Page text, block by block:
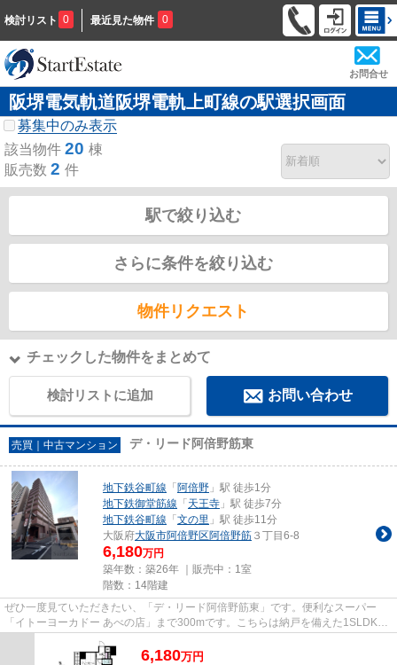
検討リスト 0 最近見た物件 0
お問合せ
阪堺電気軌道阪堺電軌上町線の駅選択画面
募集中のみ表示
該当物件 20 棟
販売数 2 件
駅で絞り込む
さらに条件を絞り込む
物件リクエスト
チェックした物件をまとめて
検討リストに追加 お問い合わせ
売買｜中古マンション デ・リード阿倍野筋東
地下鉄谷町線 「 阿倍野 」駅 徒歩1分
地下鉄御堂筋線 「 天王寺 」駅 徒歩7分
地下鉄谷町線 「 文の里 」駅 徒歩11分
大阪府大阪市阿倍野区阿倍野筋 ３丁目6-8
6,180万円
築年数：築26年 ｜販売中： 1室
階数：14階建
ぜひ一度見ていただきたい、「デ・リード阿倍野筋東」です。便利なスーパー
「イトーヨーカドー あべの店」まで300mです。こちらは納戸を備えた1SLDK物
6,180万円